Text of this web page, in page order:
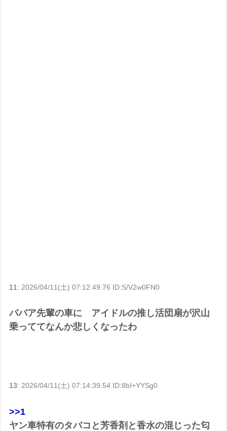
11: 2026/04/11(土) 07:12:49.76 ID:S/V2w0FN0
ババア先輩の車に アイドルの推し活団扇が沢山
乗っててなんか悲しくなったわ
13:2026/04/11(土) 07:14:39.54 ID:8bI+YYSg0
>>1
ヤン車特有のタバコと芳香剤と香水の混じった匂